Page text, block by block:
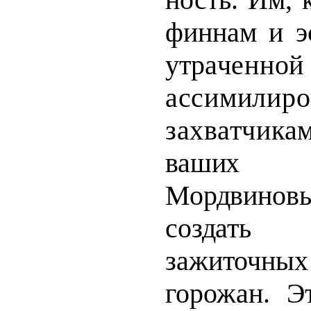
финнам и
утра­
ваших
горожан.